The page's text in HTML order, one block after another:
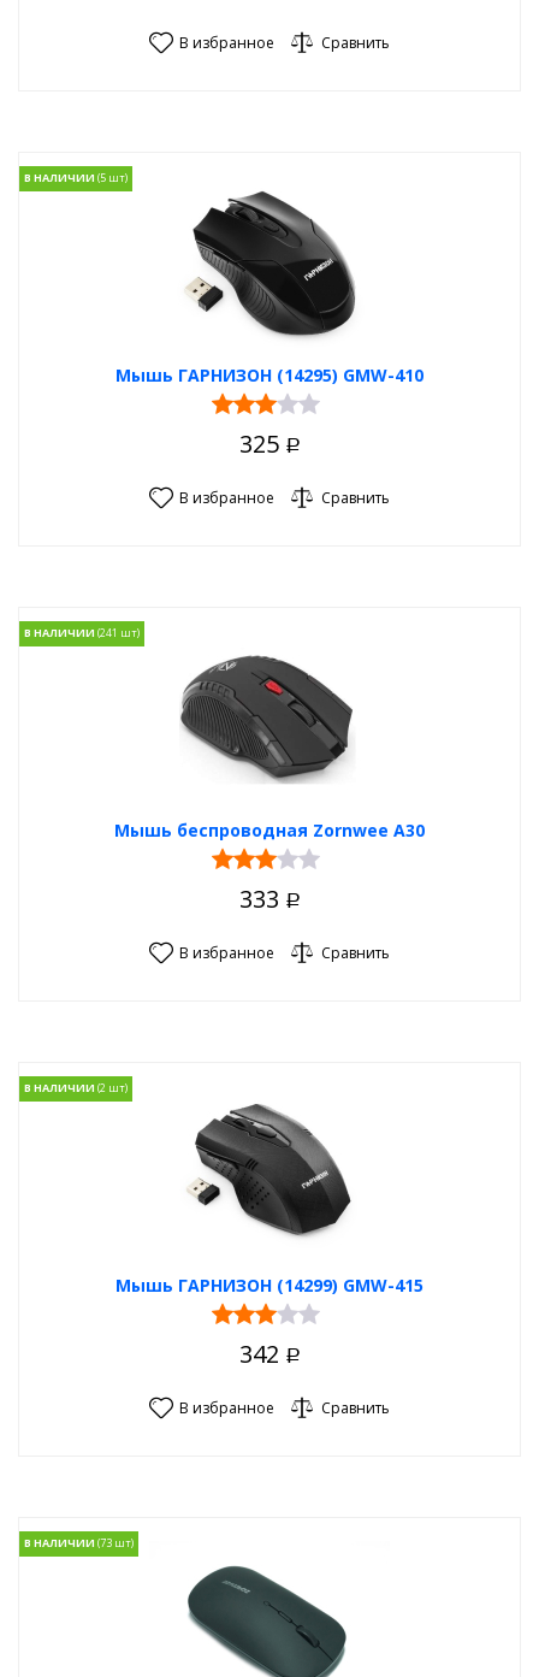
В избранное Сравнить
Мышь ГАРНИЗОН (14295) GMW-410
В НАЛИЧИИ
325 Р
В избранное Сравнить
Мышь беспроводная Zornwee A30
В НАЛИЧИИ
333 Р
В избранное Сравнить
Мышь ГАРНИЗОН (14299) GMW-415
В НАЛИЧИИ
342 Р
В избранное Сравнить
В НАЛИЧИИ